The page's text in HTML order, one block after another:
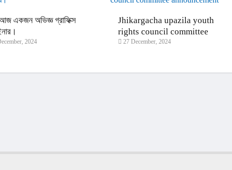
একজন অভিজ্ঞ গ্রাফিক্স
2024
Jhikargacha upazila youth
rights council committee
announcement
27 December, 2024